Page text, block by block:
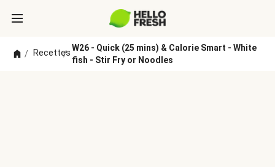
/ Recettes
/
W26 - Quick (25 mins) & Calorie Smart - White
fish - Stir Fry or Noodles